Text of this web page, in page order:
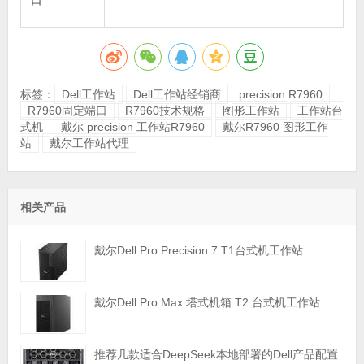
标签： Dell工作站 Dell工作站经销商
precision R7960
R7960固定端口
R7960技术规格 图形工作站
工作站台
式机
戴尔 precision 工作站R7960
戴尔R7960 图形工作
站
戴尔工作站代理
相关产品
戴尔Dell Pro Precision 7 T1台式机工作站
戴尔Dell Pro Max 塔式机箱 T2 台式机工作站
推荐几款适合DeepSeek本地部署的Dell产品配置